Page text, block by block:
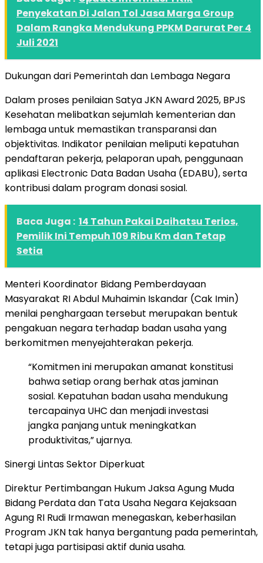
Penyekatan Di Jalan Tol Jasa Marga Group
Dalam Rangka Mendukung PPKM Darurat Per 4
Juli 2021
Dukungan dari Pemerintah dan Lembaga Negara
Dalam proses penilaian Satya JKN Award 2025, BPJS
Kesehatan melibatkan sejumlah kementerian dan
lembaga untuk memastikan transparansi dan
objektivitas. Indikator penilaian meliputi kepatuhan
pendaftaran pekerja, pelaporan upah, penggunaan
aplikasi Electronic Data Badan Usaha (EDABU), serta
kontribusi dalam program donasi sosial.
Baca Juga : 14 Tahun Pakai Daihatsu Terios,
Pemilik Ini Tempuh 109 Ribu Km dan Tetap
Setia
Menteri Koordinator Bidang Pemberdayaan
Masyarakat RI Abdul Muhaimin Iskandar (Cak Imin)
menilai penghargaan tersebut merupakan bentuk
pengakuan negara terhadap badan usaha yang
berkomitmen menyejahterakan pekerja.
“Komitmen ini merupakan amanat konstitusi
bahwa setiap orang berhak atas jaminan
sosial. Kepatuhan badan usaha mendukung
tercapainya UHC dan menjadi investasi
jangka panjang untuk meningkatkan
produktivitas,” ujarnya.
Sinergi Lintas Sektor Diperkuat
Direktur Pertimbangan Hukum Jaksa Agung Muda
Bidang Perdata dan Tata Usaha Negara Kejaksaan
Agung RI Rudi Irmawan menegaskan, keberhasilan
Program JKN tak hanya bergantung pada pemerintah,
tetapi juga partisipasi aktif dunia usaha.